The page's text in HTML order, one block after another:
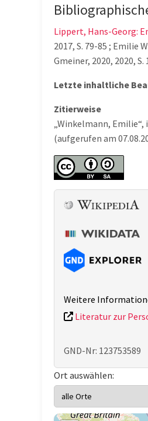
Lippert, Hans-Georg:
2017, S. 79-85 ; Emilie
Gmeiner, 2020, 2020, S.
Letzte inhaltliche
Zitierweise
„Winkelmann,
(aufgerufen am
Weitere
Literatur zur
GND-Nr: 123753589
Ort auswählen: